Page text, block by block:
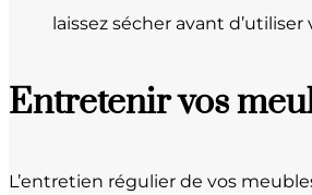
laissez sécher avant d’utiliser
Entretenir vos
L’entretien régulier de vos